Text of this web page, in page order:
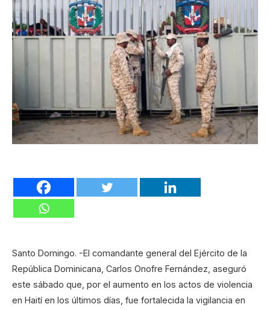
Santo Domingo. -El comandante general del Ejército de la
República Dominicana, Carlos Onofre Fernández, aseguró
este sábado que, por el aumento en los actos de violencia
en Haití en los últimos días, fue fortalecida la vigilancia en